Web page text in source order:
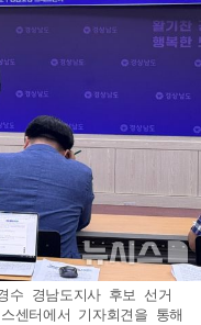
수 경남도지사 후보 선거
센터에서 기자회견을 통해